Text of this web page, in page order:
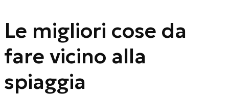
Le migliori cose da
fare vicino alla
spiaggia